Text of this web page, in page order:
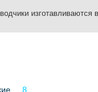
изготавливаются
8